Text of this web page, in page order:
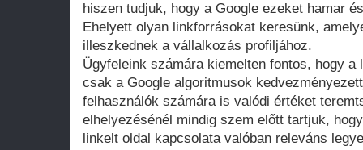
hiszen tudjuk, hogy a Google ezeket hamar
Ehelyett olyan linkforrásokat keresünk,
illeszkednek a vállalkozás profiljához.
Ügyfeleink számára kiemelten fontos, hogy
csak a Google algoritmusok
felhasználók számára is valódi értéket
elhelyezésénél mindig szem előtt tartjuk,
linkelt oldal kapcsolata valóban releváns